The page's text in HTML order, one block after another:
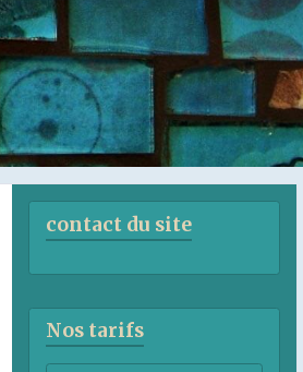
contact du site
Nos tarifs